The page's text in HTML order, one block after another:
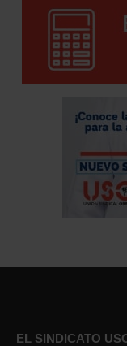
EL SINDICATO